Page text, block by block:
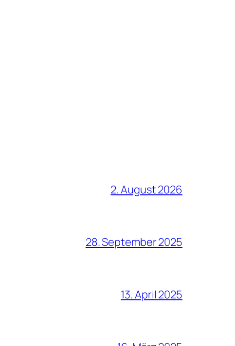
2. August 2026
28. September 2025
13. April 2025